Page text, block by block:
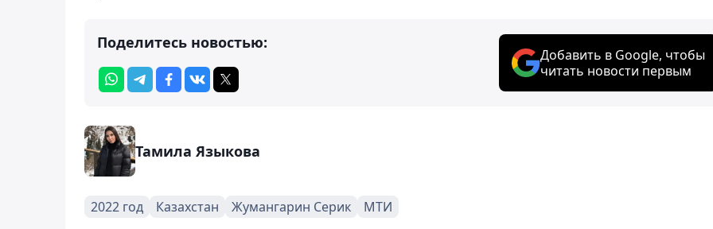
Поделитесь новостью:
Добавить в Google, чтобы
читать новости первым
Тамила Языкова
2022 год Казахстан Жумангарин Серик МТИ